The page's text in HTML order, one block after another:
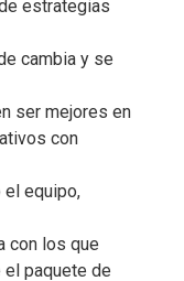
estrategias
cambia y se
ser mejores en
con
equipo,
con los que
paquete de